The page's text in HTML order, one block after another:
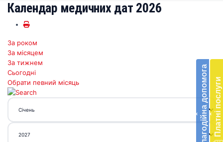
‹ Благодійна допомогав
‹ Платні послуги
Календар медичних дат 2026
За роком
За місяцем
За тижнем
Сьогодні
Обрати певний місяць